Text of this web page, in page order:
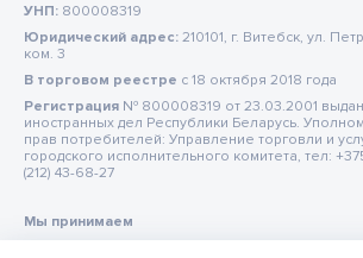
УНП: 800008319
Юридический адрес: 210101, г. Витебск, ул.
ком. 3
В торговом реестре c 18 октября 2018 года
Регистрация № 800008319 от 23.03.2001
иностранных дел Республики Беларусь.
прав потребителей: Управление торговли и
городского исполнительного комитета, тел:
(212) 43-68-27
Мы принимаем